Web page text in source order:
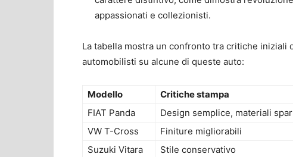
appassionati e collezionisti.
La tabella mostra un confronto tra critiche iniziali
automobilisti su alcune di queste auto:
Modello Critiche stampa
FIAT Panda
Design semplice, materiali
VW T-Cross
Finiture migliorabili
Suzuki Vitara
Stile conservativo